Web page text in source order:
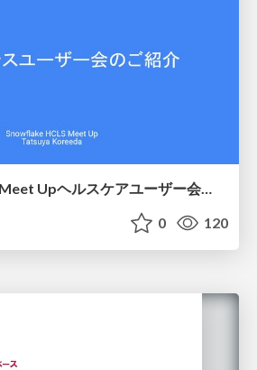
Snowflake HCLS Meet Upヘルスケアユーザー会紹介
0 120